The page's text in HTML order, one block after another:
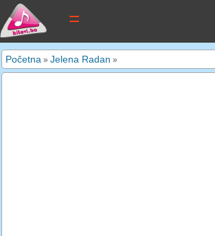
tekstovi pjesama
Početna » Jelena Radan »